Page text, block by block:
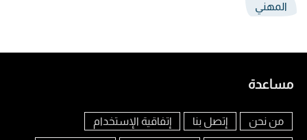
المهني
مساعدة
من نحن إتصل بنا إتفاقية الإستخدام